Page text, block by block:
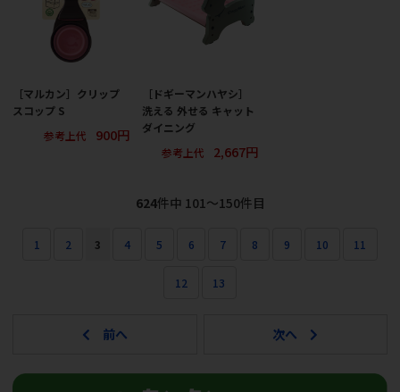
［マルカン］クリップ
スコップ S
参考上代
900円
［ドギーマンハヤシ］
洗える 外せる キャット
ダイニング
参考上代
2,667円
624件中 101〜150件目
1 2 3 4 5 6 7 8 9 10 11
12 13